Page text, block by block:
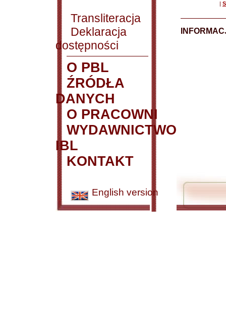
Transliteracja
Deklaracja
dostępności
O PBL
ŹRÓDŁA
DANYCH
O PRACOWNI
WYDAWNICTWO
IBL
KONTAKT
English version
|